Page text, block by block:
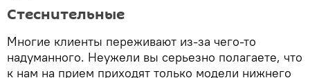
Стеснительные
Многие клиенты переживают из-за чего-то
надуманного. Неужели вы серьезно полагаете, что
к нам на прием приходят только модели нижнего